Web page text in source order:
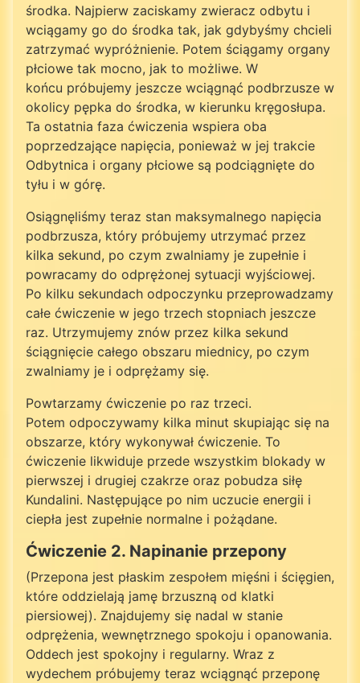
środka. Najpierw zaciskamy zwieracz odbytu i
wciągamy go do środka tak, jak gdybyśmy chcieli
zatrzymać wypróżnienie. Potem ściągamy organy
płciowe tak mocno, jak to możliwe. W
końcu próbujemy jeszcze wciągnąć podbrzusze w
okolicy pępka do środka, w kierunku kręgosłupa.
Ta ostatnia faza ćwiczenia wspiera oba
poprzedzające napięcia, ponieważ w jej trakcie
Odbytnica i organy płciowe są podciągnięte do
tyłu i w górę.
Osiągnęliśmy teraz stan maksymalnego napięcia
podbrzusza, który próbujemy utrzymać przez
kilka sekund, po czym zwalniamy je zupełnie i
powracamy do odprężonej sytuacji wyjściowej.
Po kilku sekundach odpoczynku przeprowadzamy
całe ćwiczenie w jego trzech stopniach jeszcze
raz. Utrzymujemy znów przez kilka sekund
ściągnięcie całego obszaru miednicy, po czym
zwalniamy je i odprężamy się.
Powtarzamy ćwiczenie po raz trzeci.
Potem odpoczywamy kilka minut skupiając się na
obszarze, który wykonywał ćwiczenie. To
ćwiczenie likwiduje przede wszystkim blokady w
pierwszej i drugiej czakrze oraz pobudza siłę
Kundalini. Następujące po nim uczucie energii i
ciepła jest zupełnie normalne i pożądane.
Ćwiczenie 2. Napinanie przepony
(Przepona jest płaskim zespołem mięśni i ścięgien,
które oddzielają jamę brzuszną od klatki
piersiowej). Znajdujemy się nadal w stanie
odprężenia, wewnętrznego spokoju i opanowania.
Oddech jest spokojny i regularny. Wraz z
wydechem próbujemy teraz wciągnąć przeponę